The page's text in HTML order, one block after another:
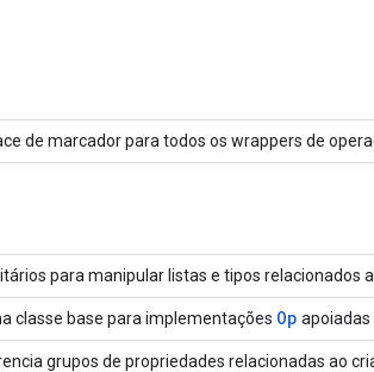
de marcador para todos os wrappers de
para manipular listas e tipos relacionados
classe base para implementações Op
grupos de propriedades relacionadas ao